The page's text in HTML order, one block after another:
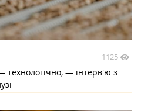
1125
технологічно, — інтерв'ю з